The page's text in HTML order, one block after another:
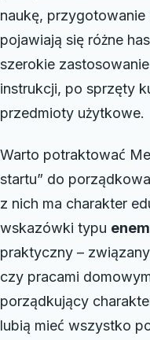
naukę,
pojawiają się różne
szerokie
instrukcji, po sprzęty
przedmioty użytkowe.
Warto potraktować
startu” do
z nich ma charakter
wskazówki typu
praktyczny –
czy pracami
porządkujący
lubią mieć wszystko